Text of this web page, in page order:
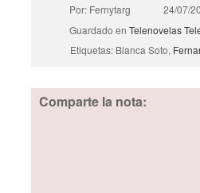
Por: Fernytarg
24/07/
Guardado en Telenovelas
Etiquetas: Blanca Soto,
Comparte la nota: